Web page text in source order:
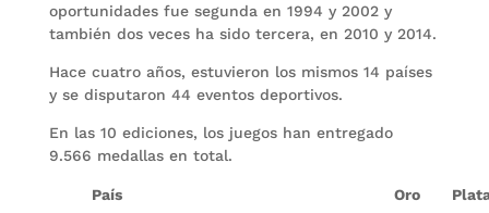
oportunidades fue segunda en 1994 y 2002 y
también dos veces ha sido tercera, en 2010 y 2014.
Hace cuatro años, estuvieron los mismos 14 países
y se disputaron 44 eventos deportivos.
En las 10 ediciones, los juegos han entregado
9.566 medallas en total.
País Oro